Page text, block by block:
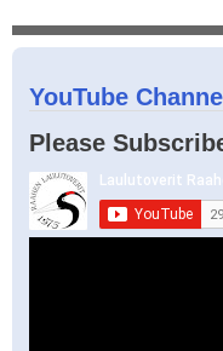
YouTube Channel
Please